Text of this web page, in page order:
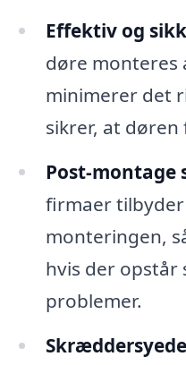
Effektiv og
døre monteres
minimerer det
sikrer, at
Post-montage
firmaer
monteringen,
hvis der opstår
problemer.